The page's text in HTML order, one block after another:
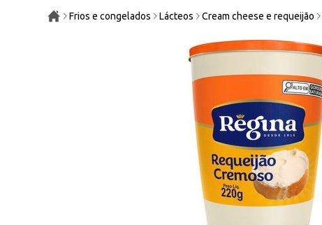
Frios e congelados Lácteos Cream cheese e requeijão